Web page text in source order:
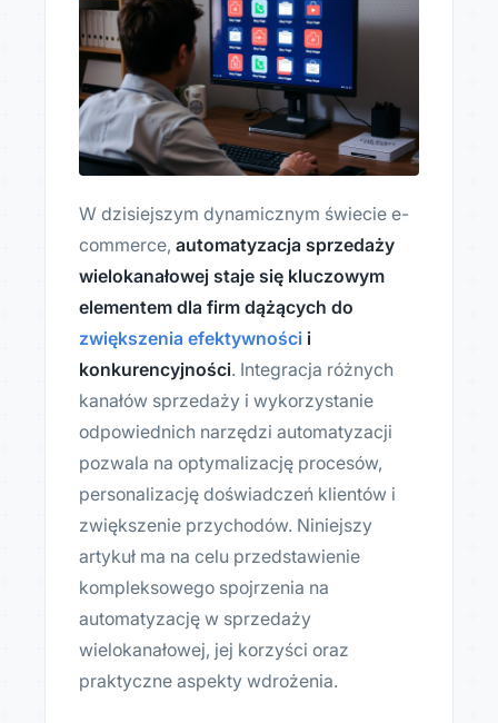
W dzisiejszym dynamicznym świecie e-
commerce, automatyzacja sprzedaży
wielokanałowej staje się kluczowym
elementem dla firm dążących do
zwiększenia efektywności i
konkurencyjności. Integracja różnych
kanałów sprzedaży i wykorzystanie
odpowiednich narzędzi automatyzacji
pozwala na optymalizację procesów,
personalizację doświadczeń klientów i
zwiększenie przychodów. Niniejszy
artykuł ma na celu przedstawienie
kompleksowego spojrzenia na
automatyzację w sprzedaży
wielokanałowej, jej korzyści oraz
praktyczne aspekty wdrożenia.